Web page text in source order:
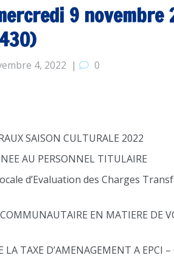
9
4, 2022 | 0
SAISON CULTURALE 2022
AU PERSONNEL TITULAIRE
d’Evaluation des Charges
EN MATIERE DE
LA TAXE D’AMENAGEMENT A EPCI